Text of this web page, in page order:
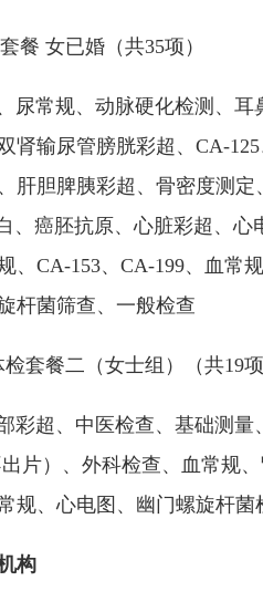
女已婚（共35项）
常规、动脉硬化检测、耳
肾输尿管膀胱彩超、CA-
肝胆脾胰彩超、骨密度测
、癌胚抗原、心脏彩超、
、CA-153、CA-199、血常
杆菌筛查、一般检查
餐二（女士组）（共19项
超、中医检查、基础测量
片）、外科检查、血常规
规、心电图、幽门螺旋杆
构